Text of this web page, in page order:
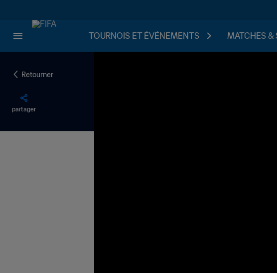
TOURNOIS ET ÉVÉNEMENTS MATCHES &
Retourner
partager